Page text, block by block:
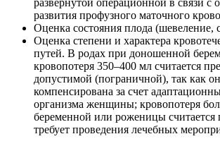
развития профузного маточного
Оценка состояния плода (шевеление,
Оценка степени и характера
путей. В родах при доношенной
кровопотеря 350–400 мл считается
допустимой (пограничной), так как
компенсирована за счет
организма женщины; кровопотеря
беременной или роженицы считается
требует проведения лечебных